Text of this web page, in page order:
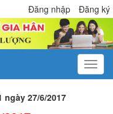
Đăng nhập Đăng ký
ngày 27/6/2017